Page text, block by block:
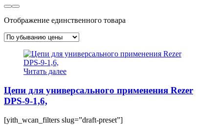
Отображение единственного товара
Читать далее
Цепи для универсального применения Rezer
DPS-9-1,6,
[yith_wcan_filters slug=”draft-preset”]